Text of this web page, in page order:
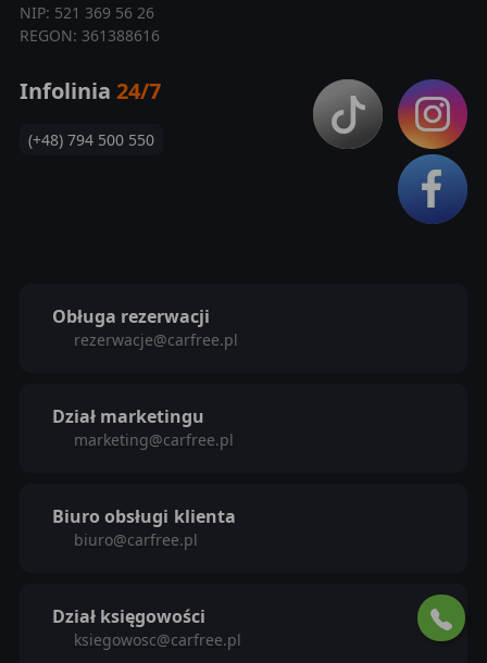
NIP: 521 369 56 26
REGON: 361388616
Infolinia 24/7
(+48) 794 500 550
Obługa rezerwacji
rezerwacje@carfree.pl
Dział marketingu
marketing@carfree.pl
Biuro obsługi klienta
biuro@carfree.pl
Dział księgowości
ksiegowosc@carfree.pl